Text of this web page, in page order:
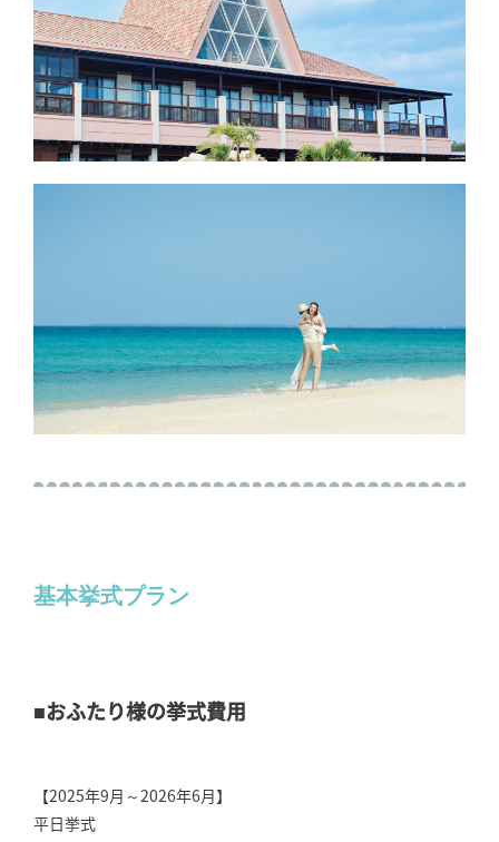
基本挙式プラン
■おふたり様の挙式費用
【2025年9月～2026年6月】
平日挙式